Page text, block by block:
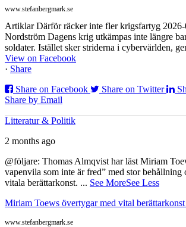
www.stefanbergmark.se
Artiklar Därför räcker inte fler krigsfartyg 2026-
Nordström Dagens krig utkämpas inte längre
soldater. Istället sker striderna i cybervärlden,
View on Facebook
· Share
Share on Facebook
Share on Twitter
Share by Email
Litteratur & Politik
2 months ago
@följare: Thomas Almqvist har läst Miriam
vapenvila som inte är fred” med stor behållning
vitala berättarkonst. ... See MoreSee Less
Miriam Toews övertygar med vital
www.stefanbergmark.se